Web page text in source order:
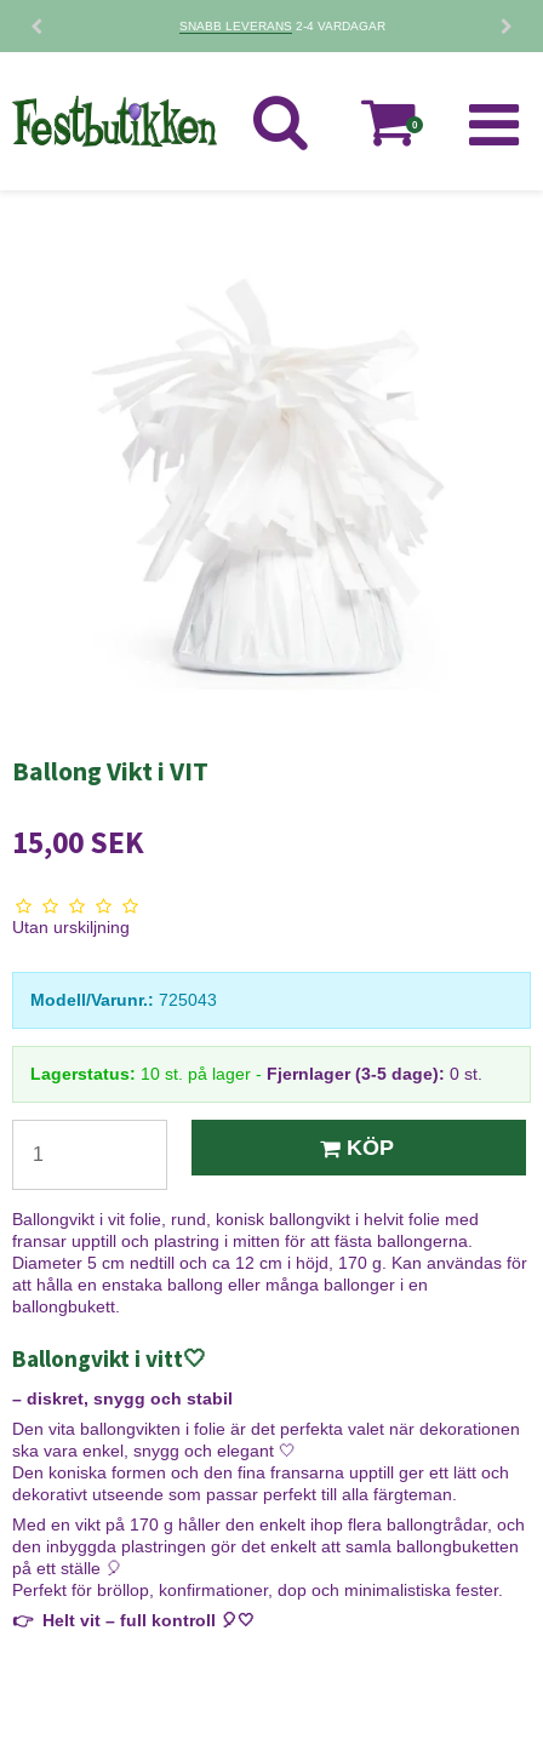
30 DAGARSRETURPOLICY
0
Ballong Vikt i VIT
15,00 SEK
Utan urskiljning
Modell/Varunr.: 725043
Lagerstatus: 10 st. på lager - Fjernlager (3-5 dage): 0 st.
KÖP
Ballongvikt i vit folie, rund, konisk ballongvikt i helvit folie med
fransar upptill och plastring i mitten för att fästa ballongerna.
Diameter 5 cm nedtill och ca 12 cm i höjd, 170 g. Kan användas för
att hålla en enstaka ballong eller många ballonger i en
ballongbukett.
Ballongvikt i vitt🤍
– diskret, snygg och stabil
Den vita ballongvikten i folie är det perfekta valet när dekorationen
ska vara enkel, snygg och elegant 🤍
Den koniska formen och den fina fransarna upptill ger ett lätt och
dekorativt utseende som passar perfekt till alla färgteman.
Med en vikt på 170 g håller den enkelt ihop flera ballongtrådar, och
den inbyggda plastringen gör det enkelt att samla ballongbuketten
på ett ställe 🎈
Perfekt för bröllop, konfirmationer, dop och minimalistiska fester.
👉 Helt vit – full kontroll 🎈🤍